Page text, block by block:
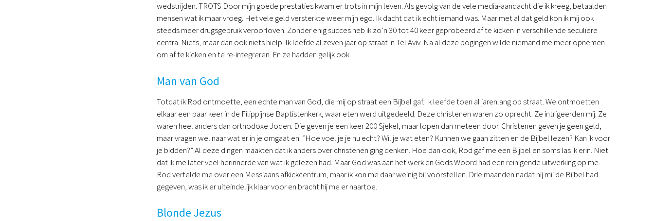
wedstrijden. TROTS Door mijn goede prestaties kwam er trots in mijn leven. Als gevolg van de vele media-aandacht die ik kreeg, betaalden
mensen wat ik maar vroeg. Het vele geld versterkte weer mijn ego. Ik dacht dat ik echt iemand was. Maar met al dat geld kon ik mij ook
steeds meer drugsgebruik veroorloven. Zonder enig succes heb ik zo’n 30 tot 40 keer geprobeerd af te kicken in verschillende seculiere
centra. Niets, maar dan ook niets hielp. Ik leefde al zeven jaar op straat in Tel Aviv. Na al deze pogingen wilde niemand me meer opnemen
om af te kicken en te re-integreren. En ze hadden gelijk ook.
Man van God
Totdat ik Rod ontmoette, een echte man van God, die mij op straat een Bijbel gaf. Ik leefde toen al jarenlang op straat. We ontmoetten
elkaar een paar keer in de Filippijnse Baptistenkerk, waar eten werd uitgedeeld. Deze christenen waren zo oprecht. Ze intrigeerden mij. Ze
waren heel anders dan orthodoxe Joden. Die geven je een keer 200 Sjekel, maar lopen dan meteen door. Christenen geven je geen geld,
maar vragen wel naar wat er in je omgaat en: “Hoe voel je je nu echt? Wil je wat eten? Kunnen we gaan zitten en de Bijbel lezen? Kan ik voor
je bidden?” Al deze dingen maakten dat ik anders over christenen ging denken. Hoe dan ook, Rod gaf me een Bijbel en soms las ik erin. Niet
dat ik me later veel herinnerde van wat ik gelezen had. Maar God was aan het werk en Gods Woord had een reinigende uitwerking op me.
Rod vertelde me over een Messiaans afkickcentrum, maar ik kon me daar weinig bij voorstellen. Drie maanden nadat hij mij de Bijbel had
gegeven, was ik er uiteindelijk klaar voor en bracht hij me er naartoe.
Blonde Jezus
Actueel
ANBI
Veelgestelde vragen
Contact